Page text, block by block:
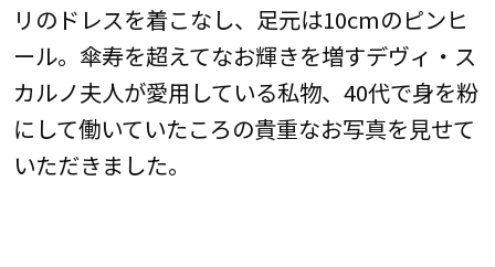
リのドレスを着こなし、足元は10cmのピンヒ
ール。傘寿を超えてなお輝きを増すデヴィ・ス
カルノ夫人が愛用している私物、40代で身を粉
にして働いていたころの貴重なお写真を見せて
いただきました。